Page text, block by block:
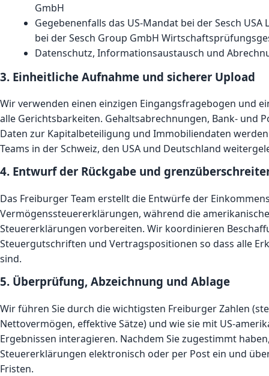
GmbH
Gegebenenfalls das US-Mandat bei der Sesch
bei der Sesch Group GmbH
Datenschutz, Informationsaustausch und
3. Einheitliche Aufnahme und sicherer Upload
Wir verwenden einen einzigen Eingangsfragebogen und
alle Gerichtsbarkeiten. Gehaltsabrechnungen, Bank- und
Daten zur Kapitalbeteiligung und Immobiliendaten
Teams in der Schweiz, den USA und Deutschland
4. Entwurf der Rückgabe und
Das Freiburger Team erstellt die Entwürfe der
Vermögenssteuererklärungen, während die
Steuererklärungen vorbereiten. Wir koordinieren
Steuergutschriften und Vertragspositionen so dass alle
sind.
5. Überprüfung, Abzeichnung und Ablage
Wir führen Sie durch die wichtigsten Freiburger Zahlen
Nettovermögen, effektive Sätze) und wie sie mit US-
Ergebnissen interagieren. Nachdem Sie zugestimmt
Steuererklärungen elektronisch oder per Post ein und
Fristen.